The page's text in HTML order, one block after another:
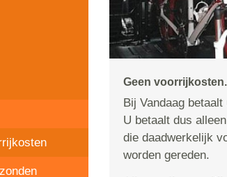
Geen voorrijkosten.
Bij Vandaag
U betaalt dus
die daadwerkelijk
worden gereden.